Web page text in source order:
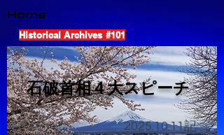
Home
Historical Archives #101
​石破首相４大スピーチ
2025.10.11記